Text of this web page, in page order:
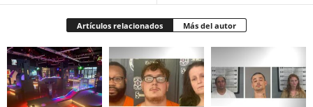
Artículos relacionados Más del autor